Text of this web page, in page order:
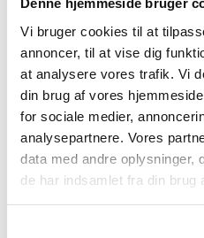
Vi bruger cookies til at
annoncer, til at vise dig
at analysere vores trafik. Vi
din brug af vores
for sociale medier,
analysepartnere. Vores
data med andre oplysninger,
de har indsamlet fra din brug
De mange
“Un dia de campo
Ridning på heste og
hyggelig stund med
Oplev forbindelsen
mennesker med ridning.
Oplev deres traditioner